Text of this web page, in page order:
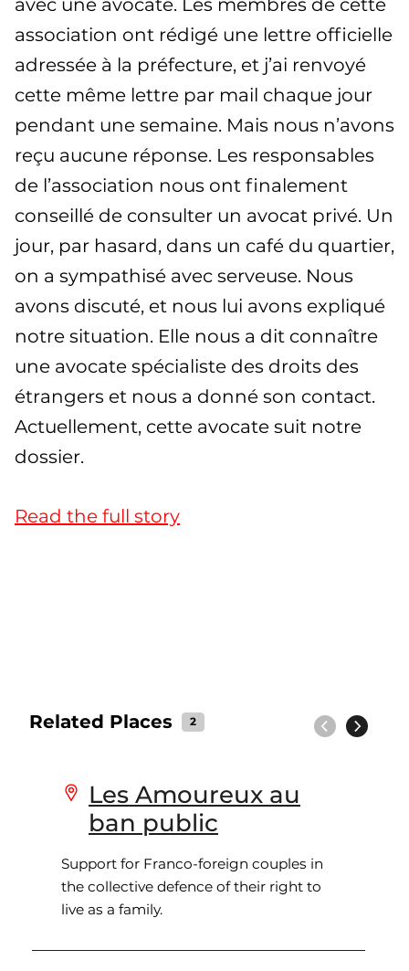
avec une avocate. Les membres de cette
association ont rédigé une lettre officielle
adressée à la préfecture, et j’ai renvoyé
cette même lettre par mail chaque jour
pendant une semaine. Mais nous n’avons
reçu aucune réponse. Les responsables
de l’association nous ont finalement
conseillé de consulter un avocat privé. Un
jour, par hasard, dans un café du quartier,
on a sympathisé avec serveuse. Nous
avons discuté, et nous lui avons expliqué
notre situation. Elle nous a dit connaître
une avocate spécialiste des droits des
étrangers et nous a donné son contact.
Actuellement, cette avocate suit notre
dossier.
Read the full story
Related Places 2
Les Amoureux au
ban public
Support for Franco-foreign couples in
the collective defence of their right to
live as a family.